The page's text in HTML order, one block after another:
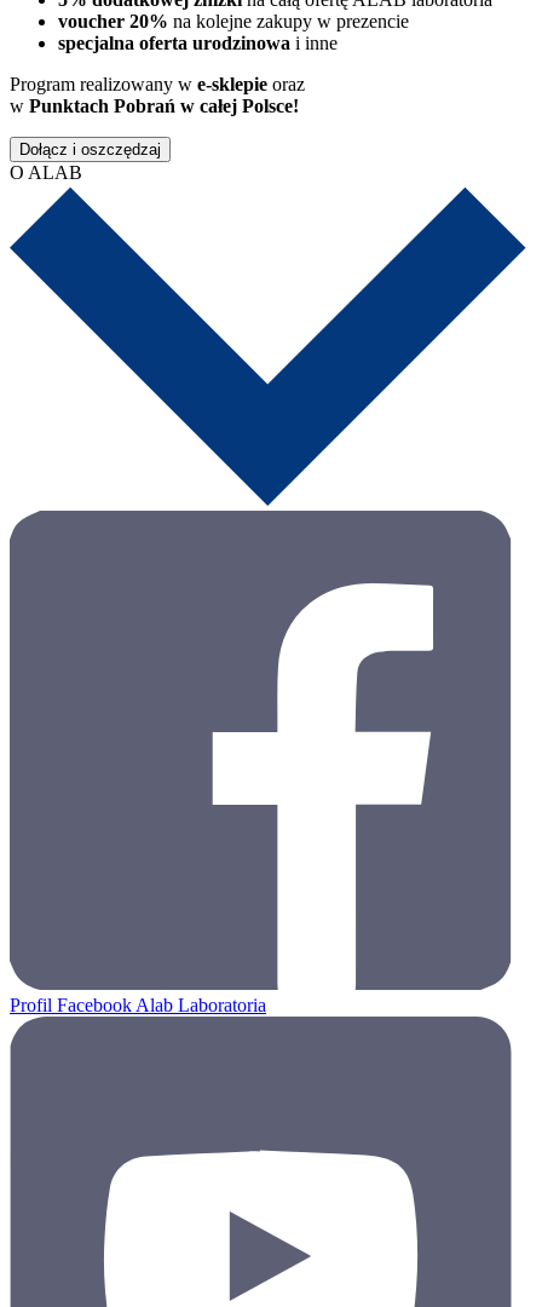
voucher 20% na kolejne zakupy w prezencie
specjalna oferta urodzinowa i inne
Program realizowany w e-sklepie oraz
w Punktach Pobrań w całej Polsce!
Dołącz i oszczędzaj
O ALAB
Profil Facebook Alab Laboratoria